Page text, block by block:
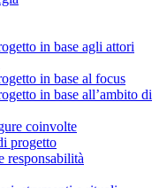
in base agli attori
in base al focus
in base all’ambito di
coinvolte
progetto
responsabilità